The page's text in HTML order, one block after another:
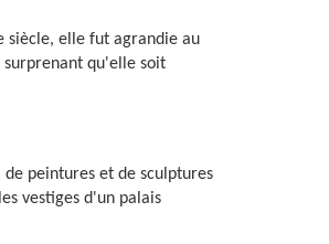
siècle, elle fut agrandie au
surprenant qu'elle soit
peintures et de sculptures
vestiges d'un palais